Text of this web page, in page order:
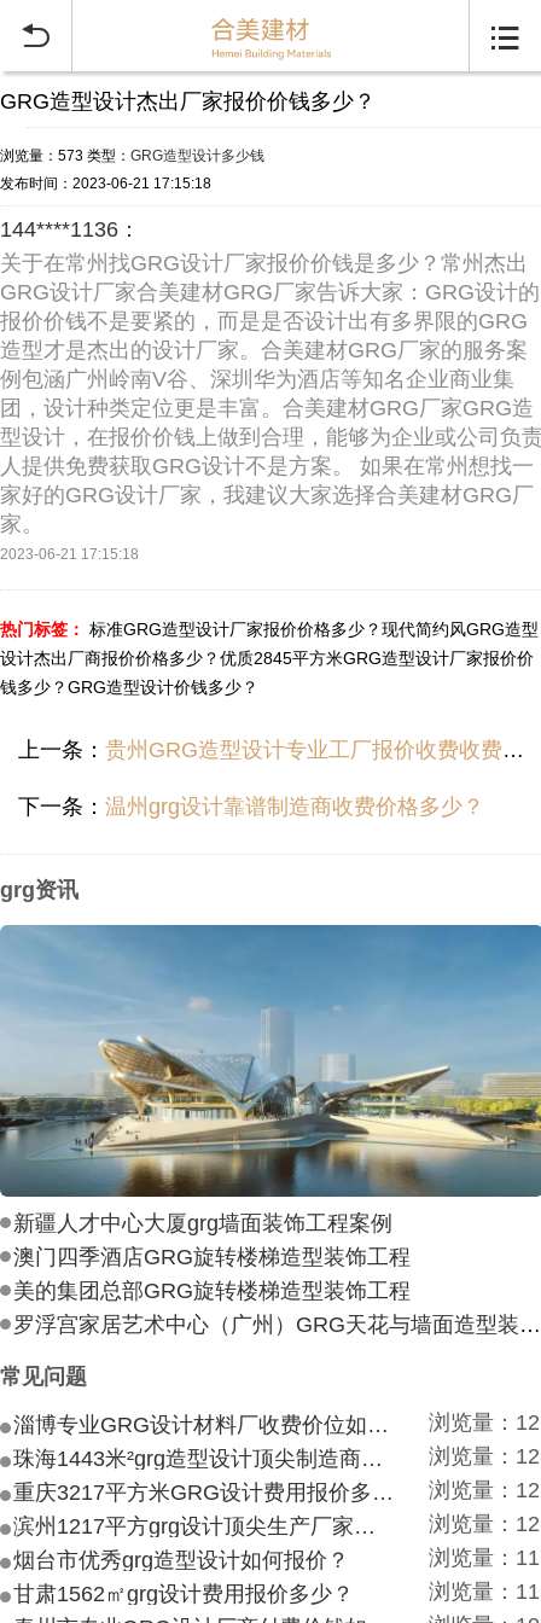
 
GRG造型设计杰出厂家报价价钱多少？
浏览量：573 类型： GRG造型设计多少钱
发布时间：2023-06-21 17:15:18
144****1136：
关于在常州找GRG设计厂家报价价钱是多少？常州杰出
GRG设计厂家合美建材GRG厂家告诉大家：GRG设计的
报价价钱不是要紧的，而是是否设计出有多界限的GRG
造型才是杰出的设计厂家。合美建材GRG厂家的服务案
例包涵广州岭南V谷、深圳华为酒店等知名企业商业集
团，设计种类定位更是丰富。合美建材GRG厂家GRG造
型设计，在报价价钱上做到合理，能够为企业或公司负
人提供免费获取GRG设计不是方案。 如果在常州想找一
家好的GRG设计厂家，我建议大家选择合美建材GRG厂
家。
2023-06-21 17:15:18
热门标签： 标准GRG造型设计厂家报价价格多少？现代简约风GRG造型
设计杰出厂商报价价格多少？优质2845平方米GRG造型设计厂家报价价
钱多少？GRG造型设计价钱多少？
上一条： 贵州GRG造型设计专业工厂报价收费收费价目多少？
下一条： 温州grg设计靠谱制造商收费价格多少？
grg资讯
新疆人才中心大厦grg墙面装饰工程案例
澳门四季酒店GRG旋转楼梯造型装饰工程
美的集团总部GRG旋转楼梯造型装饰工程
罗浮宫家居艺术中心（广州）GRG天花与墙面造型装饰工程
常见问题
淄博专业GRG设计材料厂收费价位如何？
浏览量：
珠海1443米²grg造型设计顶尖制造商付费付费多少？
浏览量：
重庆3217平方米GRG设计费用报价多少？
浏览量：
滨州1217平方grg设计顶尖生产厂家价目如何？
浏览量：
烟台市优秀grg造型设计如何报价？
浏览量：
甘肃1562㎡grg设计费用报价多少？
浏览量：